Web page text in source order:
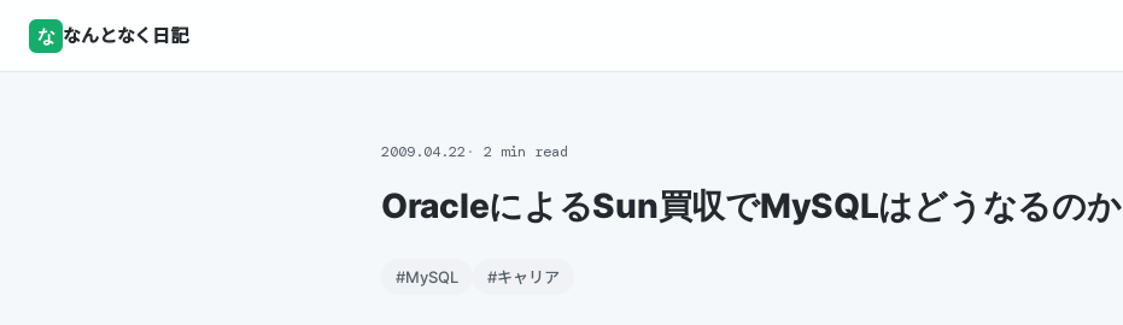
な なんとなく日記
2009.04.22 2 min read
OracleによるSun買収でMySQLはどうなるのか
#MySQL #キャリア